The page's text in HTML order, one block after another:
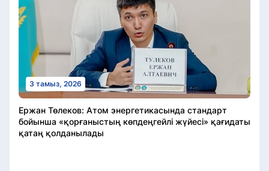
3 тамыз, 2026
Ержан Төлеков: Атом энергетикасында стандарт
бойынша «қорғаныстың көпдеңгейлі жүйесі» қағидаты
қатаң қолданылады